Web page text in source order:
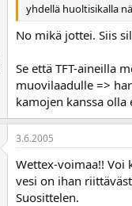
yhdellä huoltisikalla
No mikä jottei. Siis
Se että TFT-aineilla
muovilaadulle =>
kamojen kanssa
3.6.2005
Wettex-voimaa!! Voi
vesi on ihan
Suosittelen.